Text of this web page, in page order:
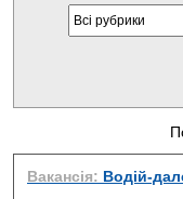
Вакансія: Водій-